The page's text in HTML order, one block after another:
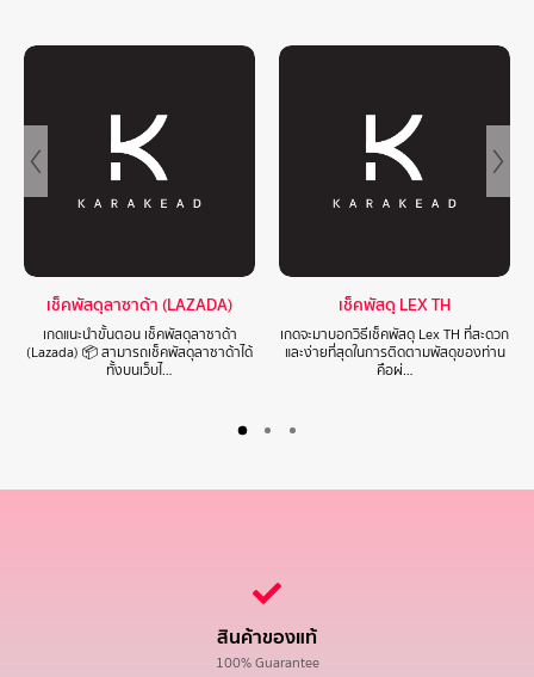
เช็คพัสดุลาซาด้า (LAZADA)
เกดแนะนำขั้นตอน เช็คพัสดุลาซาด้า
(Lazada) 📦 สามารถเช็คพัสดุลาซาด้าได้
ทั้งบนเว็บไ…
เช็คพัสดุ LEX TH
เกดจะมาบอกวิธีเช็คพัสดุ Lex TH ที่สะดวก
และง่ายที่สุดในการติดตามพัสดุของท่าน
คือผ่…
สินค้าของแท้
100% Guarantee